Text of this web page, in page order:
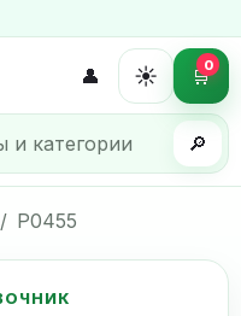
🔎
👤 ☀️ 🛒0
P0455